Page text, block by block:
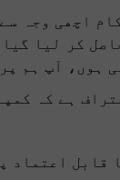
اچھی وجہ
کر لیا
ہوں، آپ ہم
ہے کہ
قابل اعتماد